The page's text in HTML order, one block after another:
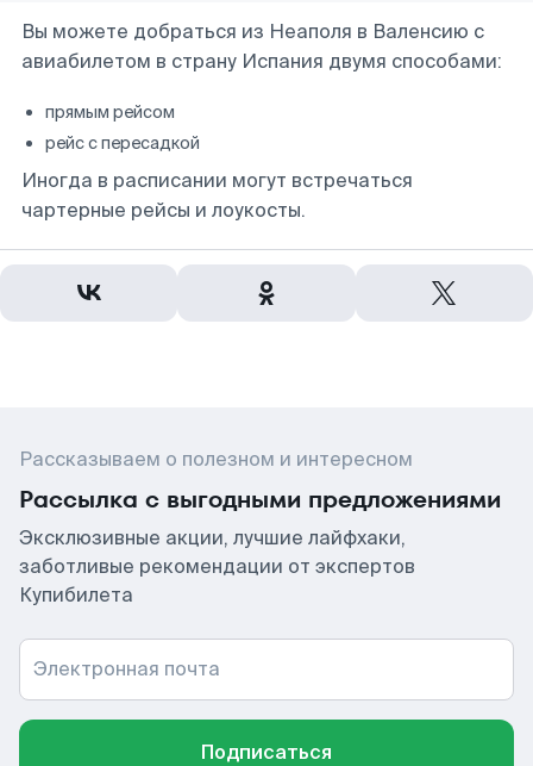
Вы можете добраться из Неаполя в Валенсию с
авиабилетом в страну Испания двумя способами:
прямым рейсом
рейс с пересадкой
Иногда в расписании могут встречаться
чартерные рейсы и лоукосты.
Рассказываем о полезном и интересном
Рассылка с выгодными предложениями
Эксклюзивные акции, лучшие лайфхаки,
заботливые рекомендации от экспертов
Купибилета
Электронная почта
Подписаться